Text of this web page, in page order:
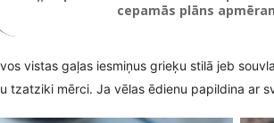
cepamās plāns
vistas gaļas iesmiņus grieķu stilā jeb
tzatziki mērci. Ja vēlas ēdienu papildina ar